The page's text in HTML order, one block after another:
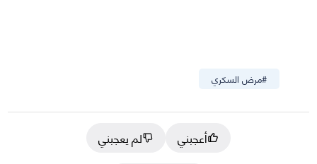
#مرض السكري
أعجبني
لم يعجبني